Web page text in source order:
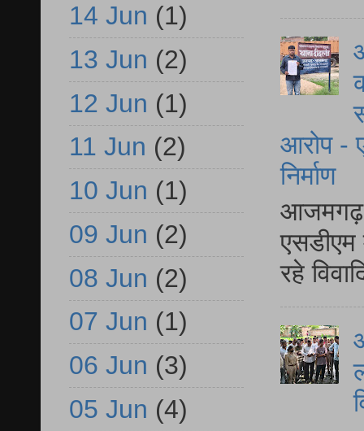
आरोप -
निर्माण
आजमगढ़
एसडीएम
रहे
14 Jun (1)
13 Jun (2)
12 Jun (1)
11 Jun (2)
10 Jun (1)
09 Jun (2)
08 Jun (2)
07 Jun (1)
06 Jun (3)
05 Jun (4)